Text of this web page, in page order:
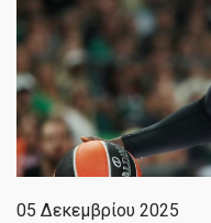
05 Δεκεμβρίου 2025